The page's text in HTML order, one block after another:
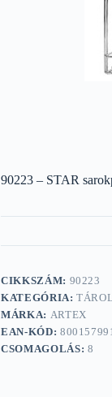
90223 – STAR
CIKKSZÁM: 90223
KATEGÓRIA:
MÁRKA: ARTEX
EAN-KÓD:
CSOMAGOLÁS: 8